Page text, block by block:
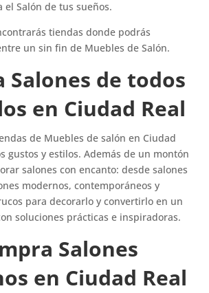
Salón de tus sueños.
tiendas donde podrás
un sin fin de Muebles de Salón.
Salones de todos
en Ciudad Real
de Muebles de salón en Ciudad
gustos y estilos. Además de un montón
salones con encanto: desde salones
modernos, contemporáneos y
para decorarlo y convertirlo en un
soluciones prácticas e inspiradoras.
Salones
en Ciudad Real